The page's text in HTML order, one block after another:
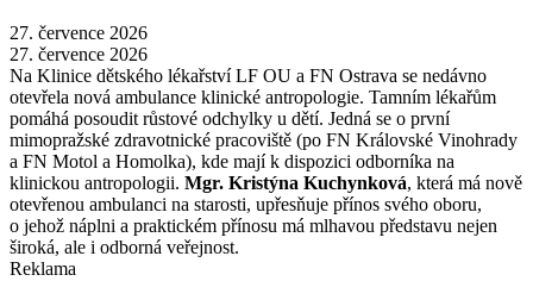
27. července 2026
27. července 2026
Na Klinice dětského lékařství LF OU a FN Ostrava se nedávno
otevřela nová ambulance klinické antropologie. Tamním lékařům
pomáhá posoudit růstové odchylky u dětí. Jedná se o první
mimopražské zdravotnické pracoviště (po FN Královské Vinohrady
a FN Motol a Homolka), kde mají k dispozici odborníka na
klinickou antropologii. Mgr. Kristýna Kuchynková, která má nově
otevřenou ambulanci na starosti, upřesňuje přínos svého oboru,
o jehož náplni a praktickém přínosu má mlhavou představu nejen
široká, ale i odborná veřejnost.
Reklama